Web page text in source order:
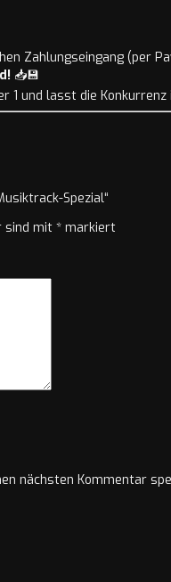
Zahlungseingang (per
📥💾
und lasst die
Spezial“
sind mit * markiert
nächsten Kommentar